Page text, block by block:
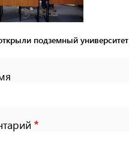
подземный университет